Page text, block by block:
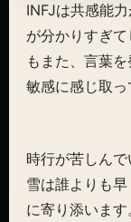
INFJは共感能
が分かりすぎ
もまた、言葉
敏感に感じ取っ
時行が苦しんで
雪は誰よりも
に寄り添いま